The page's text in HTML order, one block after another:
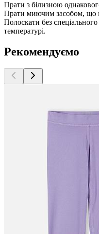
Прати з білизною
Прати миючим засобом, що
Полоскати без
температурі.
Рекомендуємо